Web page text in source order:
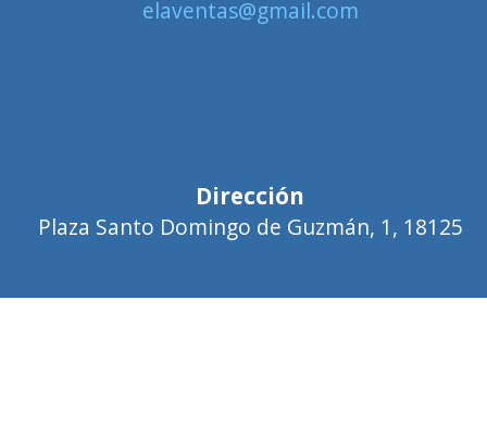
elaventas@gmail.com
Dirección
Plaza Santo Domingo de Guzmán, 1, 18125